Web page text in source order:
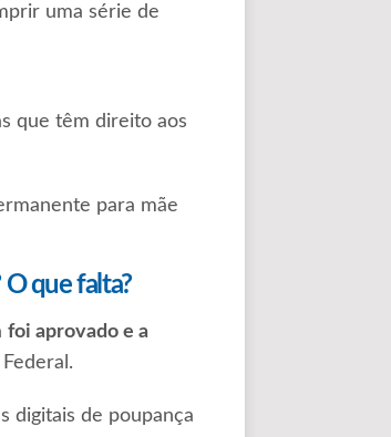
uma série de
que têm direito aos
para mãe
que falta?
foi aprovado e a
digitais de poupança